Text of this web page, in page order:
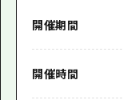
開催期間
開催時間